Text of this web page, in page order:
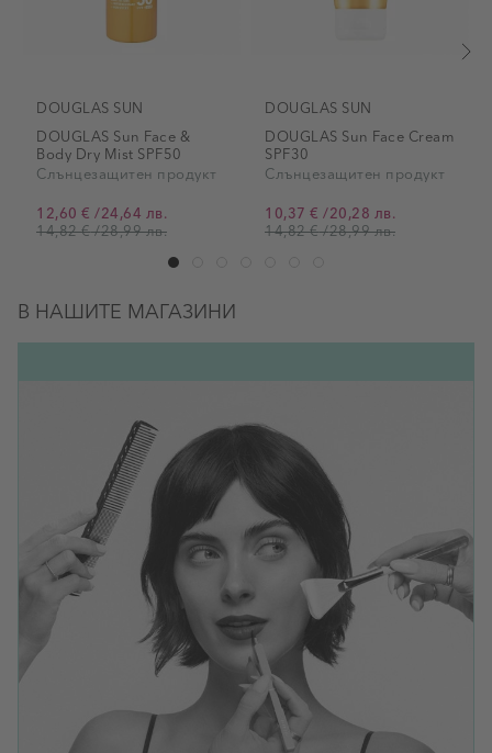
DOUGLAS SUN
DOUGLAS Sun Face &
Body Dry Mist SPF50
Слънцезащитен продукт
Промо цена
12,60 € /24,64 лв.
14,82 €/28,99 лв.
DOUGLAS SUN
DOUGLAS Sun Face Cream
SPF30
Слънцезащитен продукт
Промо цена
10,37 € /20,28 лв.
14,82 €/28,99 лв.
В НАШИТЕ МАГАЗИНИ